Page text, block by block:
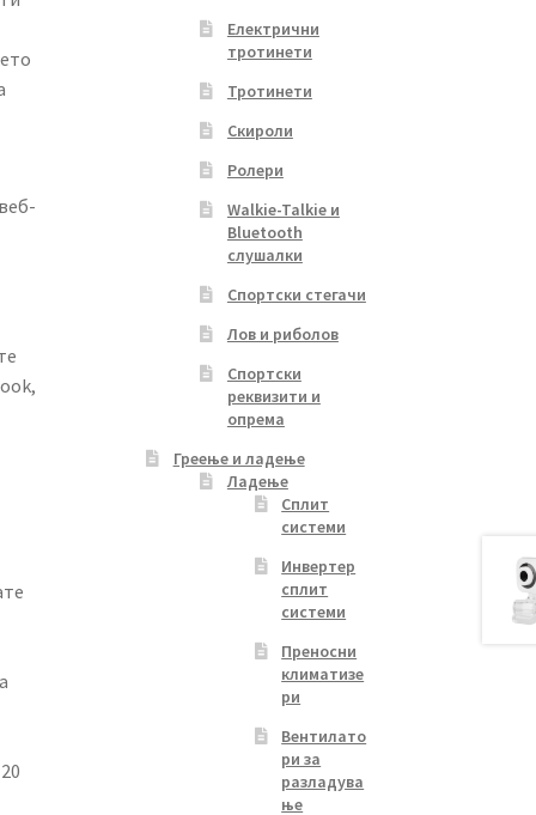
Електрични
тротинети
Тротинети
Скироли
Ролери
Walkie-Talkie и
Bluetooth
слушалки
Спортски стегачи
Лов и риболов
Спортски
реквизити и
опрема
Греење и ладење
Ладење
Сплит
системи
Инвертер
сплит
системи
Преносни
климатизе
ри
Вентилато
ри за
разладува
ње